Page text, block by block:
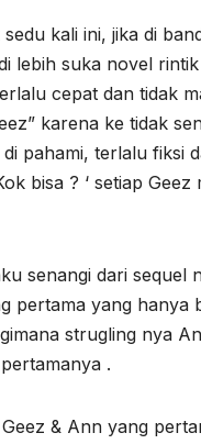
kali ini, jika di
lebih suka novel
cepat dan tidak
karena ke tidak
pahami, terlalu fiksi
bisa ? ‘ setiap
senangi dari sequel
pertama yang hanya
strugling nya
.
& Ann yang